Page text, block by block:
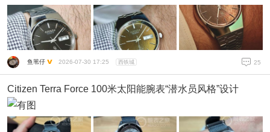
鱼苇仔 2026-07-30 17:25 西铁城 25
Citizen Terra Force 100米太阳能腕表“潜水员风格”设计